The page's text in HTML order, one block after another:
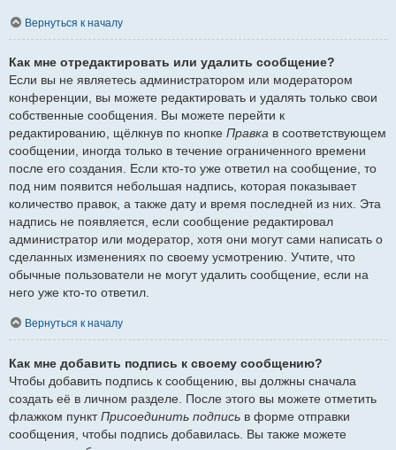
Вернуться к началу
Как мне отредактировать или удалить сообщение?
Если вы не являетесь администратором или модератором
конференции, вы можете редактировать и удалять только свои
собственные сообщения. Вы можете перейти к
редактированию, щёлкнув по кнопке Правка в соответствующем
сообщении, иногда только в течение ограниченного времени
после его создания. Если кто-то уже ответил на сообщение, то
под ним появится небольшая надпись, которая показывает
количество правок, а также дату и время последней из них. Эта
надпись не появляется, если сообщение редактировал
администратор или модератор, хотя они могут сами написать о
сделанных изменениях по своему усмотрению. Учтите, что
обычные пользователи не могут удалить сообщение, если на
него уже кто-то ответил.
Вернуться к началу
Как мне добавить подпись к своему сообщению?
Чтобы добавить подпись к сообщению, вы должны сначала
создать её в личном разделе. После этого вы можете отметить
флажком пунктПрисоединить подпись в форме отправки
сообщения, чтобы подпись добавилась. Вы также можете